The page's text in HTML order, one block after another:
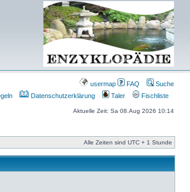
usermap FAQ
Suche
Datenschutzerklärung Taler Fischliste
Aktuelle Zeit: Sa 08.Aug 2026 10:14
Alle Zeiten sind UTC + 1 Stunde